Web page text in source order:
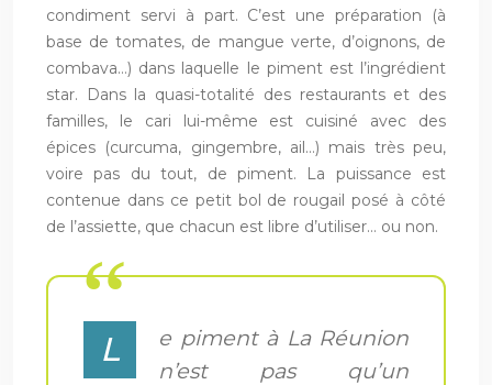
condiment servi à part. C’est une préparation (à
base de tomates, de mangue verte, d’oignons, de
combava…) dans laquelle le piment est l’ingrédient
star. Dans la quasi-totalité des restaurants et des
familles, le cari lui-même est cuisiné avec des
épices (curcuma, gingembre, ail…) mais très peu,
voire pas du tout, de piment. La puissance est
contenue dans ce petit bol de rougail posé à côté
de l’assiette, que chacun est libre d’utiliser… ou non.
L
e piment à La Réunion
n’est pas qu’un